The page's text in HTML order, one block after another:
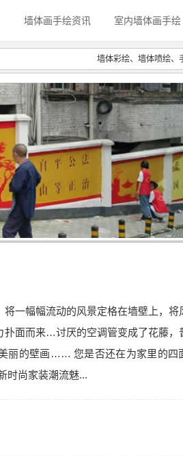
墙体画手绘资讯 室内墙体画手绘
墙体彩绘、墙体喷绘、
一幅幅流动的风景定格在墙壁上，将
面而来…讨厌的空调管变成了花藤，
丽的壁画…… 您是否还在为家里的四
时尚家装潮流魅...